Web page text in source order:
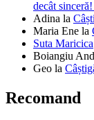
decât
Adina la
Maria Ene la
Suta Maricica
Boiangiu
Geo la
Recomand